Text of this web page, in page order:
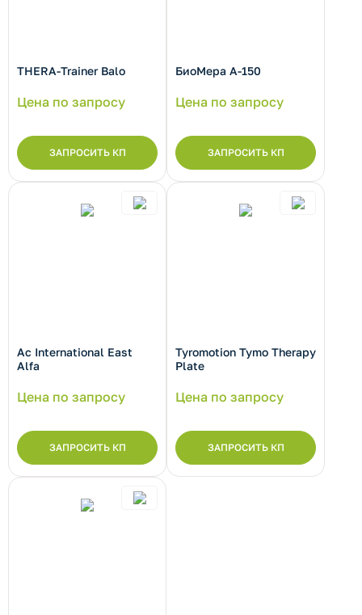
THERA-Trainer Balo
Цена по запросу
ЗАПРОСИТЬ КП
БиоМера А-150
Цена по запросу
ЗАПРОСИТЬ КП
Ac International East
Alfa
Цена по запросу
ЗАПРОСИТЬ КП
Tyromotion Tymo Therapy
Plate
Цена по запросу
ЗАПРОСИТЬ КП